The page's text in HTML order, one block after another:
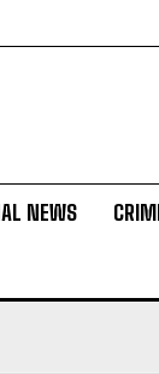
NEWS